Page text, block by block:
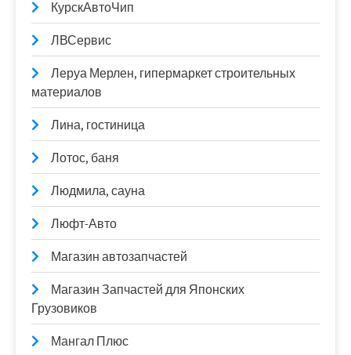
КурскАвтоЧип
ЛВСервис
Леруа Мерлен, гипермаркет строительных
материалов
Лина, гостиница
Лотос, баня
Людмила, сауна
Люфт-Авто
Магазин автозапчастей
Магазин Запчастей для Японских
Грузовиков
Мангал Плюс